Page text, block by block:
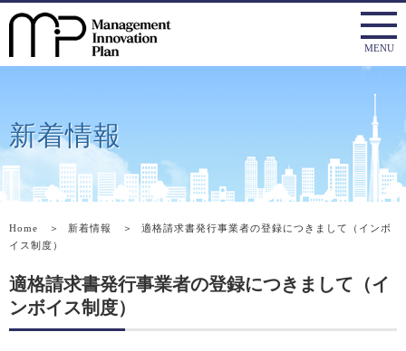
新着情報
Home ＞ 新着情報 ＞
適格請求書発行事業者の登録につきまして（インボ
イス制度）
適格請求書発行事業者の登録につきまして（イ
ンボイス制度）